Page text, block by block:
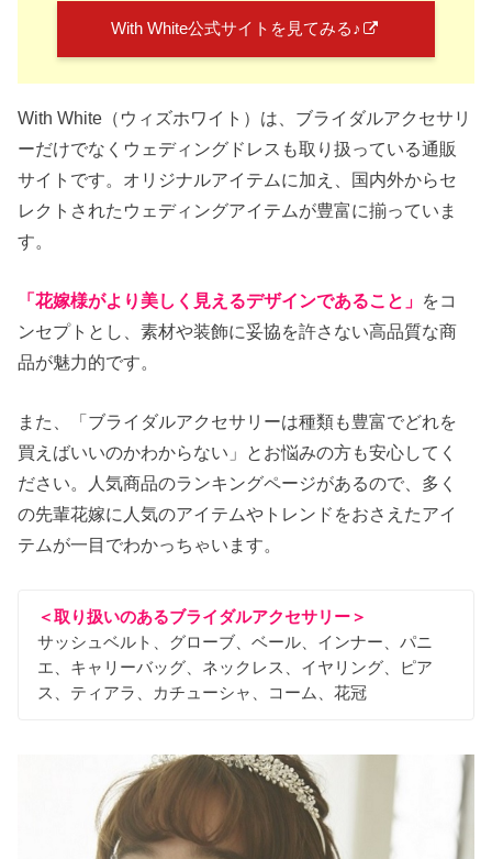
With White公式サイトを見てみる♪
With White（ウィズホワイト）は、ブライダルアクセサリ
ーだけでなくウェディングドレスも取り扱っている通販
サイトです。オリジナルアイテムに加え、国内外からセ
レクトされたウェディングアイテムが豊富に揃っていま
す。
「花嫁様がより美しく見えるデザインであること」 をコ
ンセプトとし、素材や装飾に妥協を許さない高品質な商
品が魅力的です。
また、「ブライダルアクセサリーは種類も豊富でどれを
買えばいいのかわからない」とお悩みの方も安心してく
ださい。人気商品のランキングページがあるので、多く
の先輩花嫁に人気のアイテムやトレンドをおさえたアイ
テムが一目でわかっちゃいます。
＜取り扱いのあるブライダルアクセサリー＞
サッシュベルト、グローブ、ベール、インナー、パニ
エ、キャリーバッグ、ネックレス、イヤリング、ピア
ス、ティアラ、カチューシャ、コーム、花冠